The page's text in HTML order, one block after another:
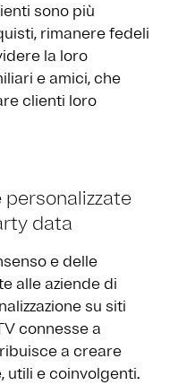
sono più
rimanere fedeli
la loro
e amici, che
clienti loro
data
e delle
alle aziende di
su siti
connesse a
a creare
utili e coinvolgenti.